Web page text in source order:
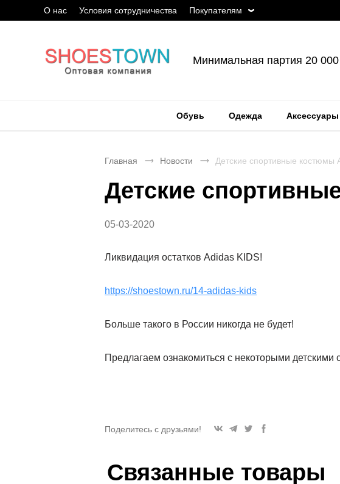
О нас Условия сотрудничества Покупателям
Минимальная партия 20
Обувь Одежда Аксессуары
Главная Новости Детские спортивные костюмы
Детские
05-03-2020
Ликвидация остатков Adidas KIDS!
https://shoestown.ru/14-adidas-kids
Больше такого в России никогда не будет!
Предлагаем ознакомиться с некоторыми
Поделитесь с друзьями!
Связанные товары